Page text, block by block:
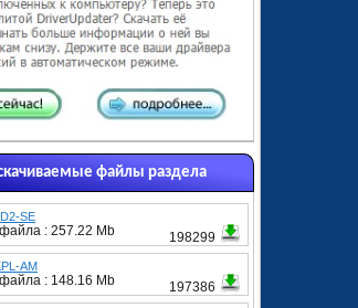
файлы раздела
SE
: 257.22 Mb 198299
AM
: 148.16 Mb 197386